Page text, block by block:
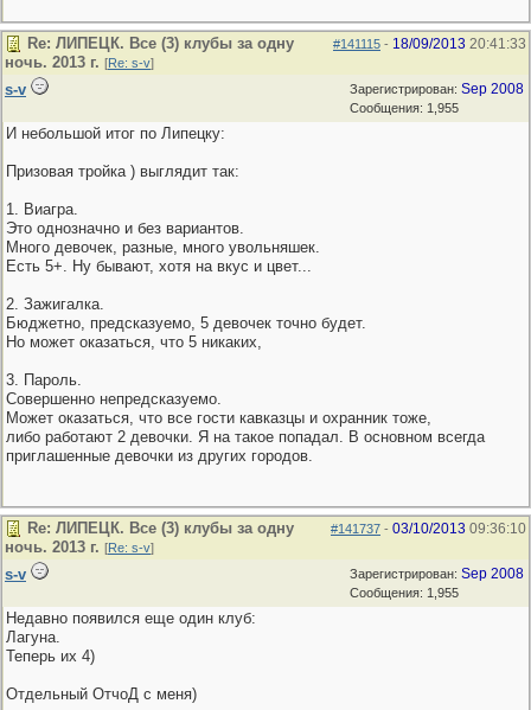
#141115 - 18/09/2013 20:41:33
Re: ЛИПЕЦК. Все (3) клубы за одну
ночь. 2013 г. [Re: s-v]
Зарегистрирован: Sep 2008
Сообщения: 1,955
s-v
И небольшой итог по Липецку:
Призовая тройка ) выглядит так:
1. Виагра.
Это однозначно и без вариантов.
Много девочек, разные, много увольняшек.
Есть 5+. Ну бывают, хотя на вкус и цвет...
2. Зажигалка.
Бюджетно, предсказуемо, 5 девочек точно будет.
Но может оказаться, что 5 никаких,
3. Пароль.
Совершенно непредсказуемо.
Может оказаться, что все гости кавказцы и охранник тоже,
либо работают 2 девочки. Я на такое попадал. В основном всегда
приглашенные девочки из других городов.
#141737 - 03/10/2013 09:36:10
Re: ЛИПЕЦК. Все (3) клубы за одну
ночь. 2013 г. [Re: s-v]
Зарегистрирован: Sep 2008
Сообщения: 1,955
s-v
Недавно появился еще один клуб:
Лагуна.
Теперь их 4)
Отдельный ОтчоД с меня)